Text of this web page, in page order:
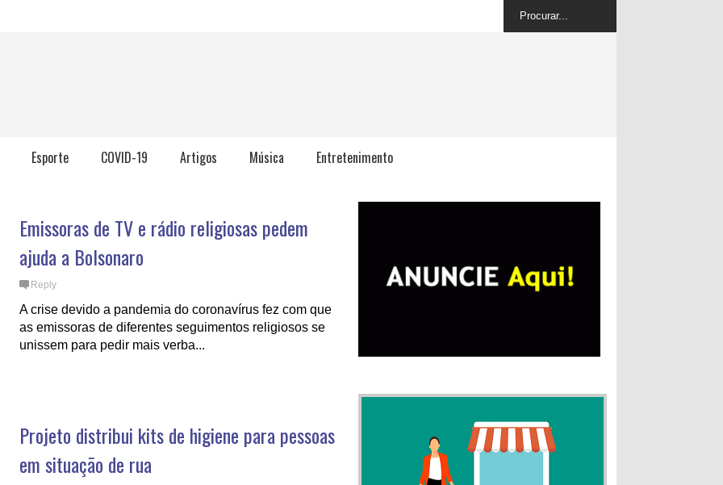
Esporte COVID-19 Artigos Música Entretenimento
Emissoras de TV e rádio religiosas pedem
ajuda a Bolsonaro
Reply
A crise devido a pandemia do coronavírus fez com que
as emissoras de diferentes seguimentos religiosos se
unissem para pedir mais verba...
Projeto distribui kits de higiene para pessoas
em situação de rua